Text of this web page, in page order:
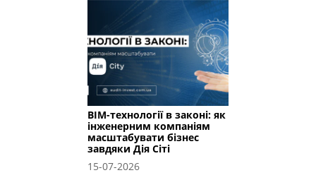
BIM-технології в законі: як
інженерним компаніям
масштабувати бізнес
завдяки Дія Сіті
15-07-2026